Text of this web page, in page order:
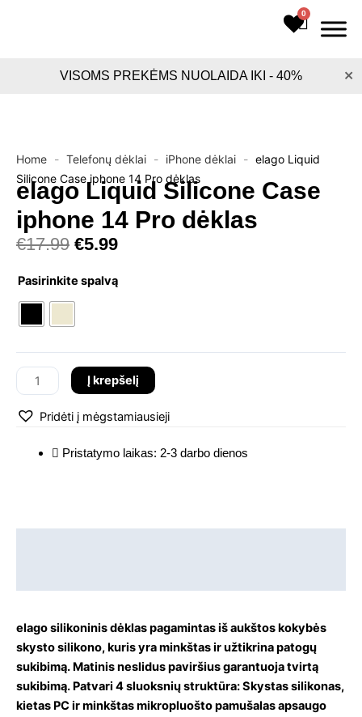
0 Cart
VISOMS PREKĖMS NUOLAIDA IKI - 40% ×
Home - Telefonų dėklai - iPhone dėklai - elago Liquid
Silicone Case iphone 14 Pro dėklas
elago Liquid Silicone Case
iphone 14 Pro dėklas
€17.99 Original
was:
€17.99.
€5.99Current
is:
Pasirinkite spalvą
kiekis:
elago
Liquid
Case
iphone
Pro
Į krepšelį
Pridėti į mėgstamiausieji
Pristatymo laikas: 2-3 darbo dienos
elago silikoninis dėklas pagamintas iš aukštos kokybės
skysto silikono, kuris yra minkštas ir užtikrina patogų
sukibimą. Matinis neslidus paviršius garantuoja tvirtą
sukibimą. Patvari 4 sluoksnių struktūra: Skystas silikonas,
kietas PC ir minkštas mikropluošto pamušalas apsaugo